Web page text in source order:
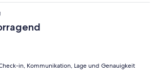
Manko war, dass das Haus sehr
Tür zwischen Erdgeschoss und erstem
ist das Haus zwar sehr schön offen, aber
alles aus der Küche/dem Wohnzimmer
in, Kommunikation, Lage und Genauigkeit